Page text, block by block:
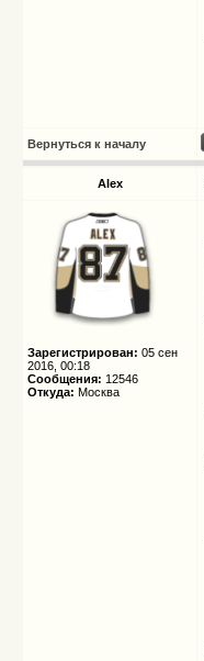
Вернуться к началу
Alex
Зарегистрирован: 05 сен
2016, 00:18
Сообщения: 12546
Откуда: Москва